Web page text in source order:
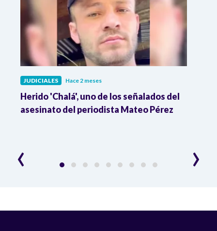
JUDICIALES Hace 2 meses
Herido 'Chalá', uno de los señalados del
asesinato del periodista Mateo Pérez
‹ ›